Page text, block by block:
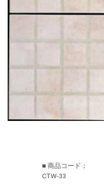
■ 商品コード：
CTW-33